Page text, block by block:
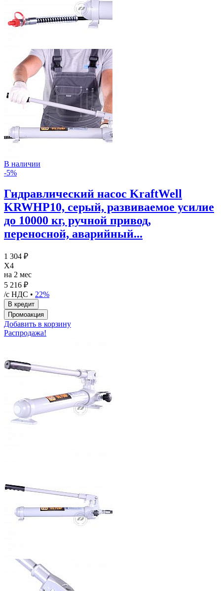
В наличии
-5%
Гидравлический насос KraftWell
KRWHP10, серый, развиваемое усилие
до 10000 кг, ручной привод,
переносной, аварийный...
1 304 ₽
X4
на 2 мес
5 216 ₽
/с НДС • 22%
Добавить в корзину
Распродажа!